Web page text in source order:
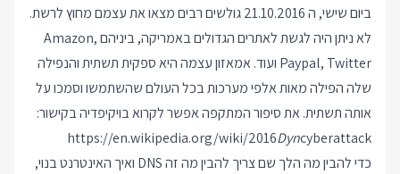
ביום שישי, ה 21.10.2016 גולשים רבים מצאו את עצמם מחוץ לרשת.
לא ניתן היה לגשת לאתרים הגדולים באמריקה, ביניהם Amazon,
Paypal, Twitter ועוד. אמאזון עצמה היא ספקית תשתית והנפילה
שלה הפילה מאות אלפי מערכות בכל העולם שהשתמשו וסמכו על
אותה תשתית. את סיפור המתקפה אפשר לקרוא בויקיפדיה בקישור:
https://en.wikipedia.org/wiki/2016Dyncyberattack
כדי להבין מה הלך שם צריך להבין מה זה DNS ואיך האינטרנט בנוי,